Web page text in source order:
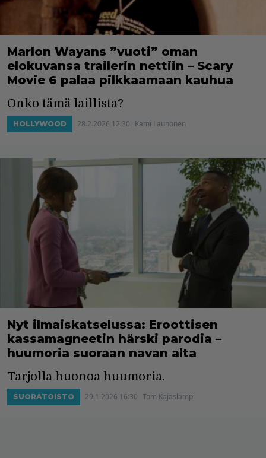
Marlon Wayans ”vuoti” oman
elokuvansa trailerin nettiin – Scary
Movie 6 palaa pilkkaamaan kauhua
Onko tämä laillista?
HOLLYWOOD 28.2.2026 12:30 Kami Launonen
Nyt ilmaiskatselussa: Eroottisen
kassamagneetin härski parodia –
huumoria suoraan navan alta
Tarjolla huonoa huumoria.
SUORATOISTO 29.1.2026 16:30 Tom Kajaslampi